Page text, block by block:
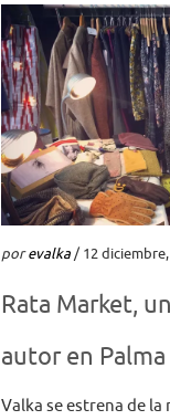
porevalka / 12
Rata Market,
autor en
Valka se estrena de